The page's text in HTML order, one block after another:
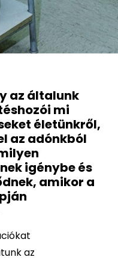
az általunk
mi
életünkről,
az adónkból
igénybe és
amikor a
az